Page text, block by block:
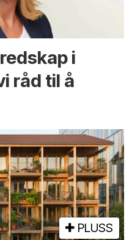
i
råd til å
PLUSS